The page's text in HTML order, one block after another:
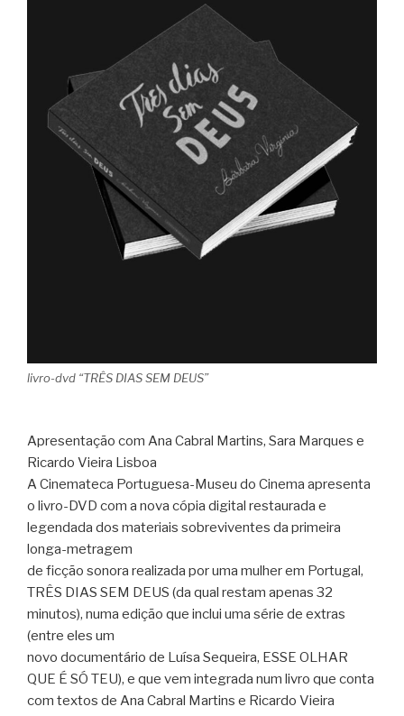
livro-dvd “TRÊS DIAS SEM DEUS”
Apresentação com Ana Cabral Martins, Sara Marques e
Ricardo Vieira Lisboa
A Cinemateca Portuguesa-Museu do Cinema apresenta
o livro-DVD com a nova cópia digital restaurada e
legendada dos materiais sobreviventes da primeira
longa-metragem
de ficção sonora realizada por uma mulher em Portugal,
TRÊS DIAS SEM DEUS (da qual restam apenas 32
minutos), numa edição que inclui uma série de extras
(entre eles um
novo documentário de Luísa Sequeira, ESSE OLHAR
QUE É SÓ TEU), e que vem integrada num livro que conta
com textos de Ana Cabral Martins e Ricardo Vieira